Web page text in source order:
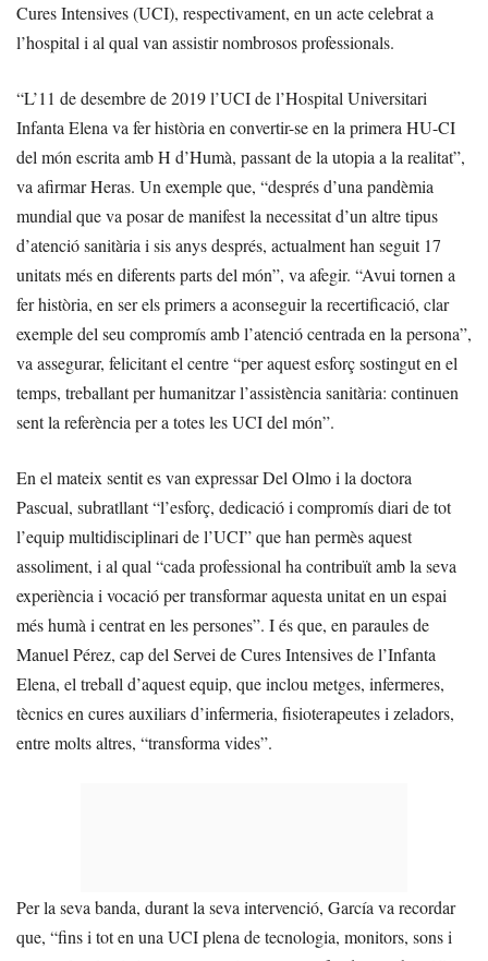
Cures Intensives (UCI), respectivament, en un acte celebrat a
l’hospital i al qual van assistir nombrosos professionals.
“L’11 de desembre de 2019 l’UCI de l’Hospital Universitari
Infanta Elena va fer història en convertir-se en la primera HU-CI
del món escrita amb H d’Humà, passant de la utopia a la realitat”,
va afirmar Heras. Un exemple que, “després d’una pandèmia
mundial que va posar de manifest la necessitat d’un altre tipus
d’atenció sanitària i sis anys després, actualment han seguit 17
unitats més en diferents parts del món”, va afegir. “Avui tornen a
fer història, en ser els primers a aconseguir la recertificació, clar
exemple del seu compromís amb l’atenció centrada en la persona”,
va assegurar, felicitant el centre “per aquest esforç sostingut en el
temps, treballant per humanitzar l’assistència sanitària: continuen
sent la referència per a totes les UCI del món”.
En el mateix sentit es van expressar Del Olmo i la doctora
Pascual, subratllant “l’esforç, dedicació i compromís diari de tot
l’equip multidisciplinari de l’UCI” que han permès aquest
assoliment, i al qual “cada professional ha contribuït amb la seva
experiència i vocació per transformar aquesta unitat en un espai
més humà i centrat en les persones”. I és que, en paraules de
Manuel Pérez, cap del Servei de Cures Intensives de l’Infanta
Elena, el treball d’aquest equip, que inclou metges, infermeres,
tècnics en cures auxiliars d’infermeria, fisioterapeutes i zeladors,
entre molts altres, “transforma vides”.
Per la seva banda, durant la seva intervenció, García va recordar
que, “fins i tot en una UCI plena de tecnologia, monitors, sons i